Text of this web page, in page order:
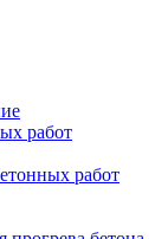
работ
работ